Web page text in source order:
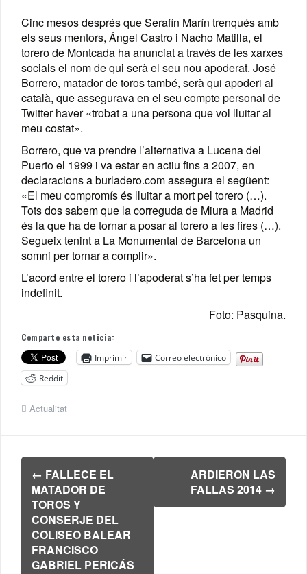
Cinc mesos després que Serafín Marín trenqués amb
els seus mentors, Ángel Castro i Nacho Matilla, el
torero de Montcada ha anunciat a través de les xarxes
socials el nom de qui serà el seu nou apoderat. José
Borrero, matador de toros també, serà qui apoderi al
català, que assegurava en el seu compte personal de
Twitter haver «trobat a una persona que vol lluitar al
meu costat».
Borrero, que va prendre l’alternativa a Lucena del
Puerto el 1999 i va estar en actiu fins a 2007, en
declaracions a burladero.com assegura el següent:
«El meu compromís és lluitar a mort pel torero (…).
Tots dos sabem que la correguda de Miura a Madrid
és la que ha de tornar a posar al torero a les fires (…).
Segueix tenint a La Monumental de Barcelona un
somni per tornar a complir».
L’acord entre el torero i l’apoderat s’ha fet per temps
indefinit.
Foto: Pasquina.
Comparte esta noticia:
Imprimir
Correo electrónico
Reddit
Actualitat
Navegación
de
entradas
← FALLECE EL
MATADOR DE
TOROS Y
CONSERJE DEL
COLISEO BALEAR
FRANCISCO
GABRIEL PERICÁS
ARDIERON LAS
FALLAS 2014 →